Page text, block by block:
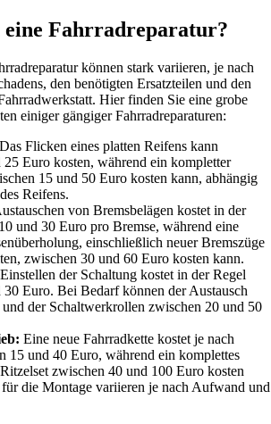
eine Fahrradreparatur?
können stark variieren, je nach
den benötigten Ersatzteilen und den
Hier finden Sie eine grobe
einiger gängiger Fahrradreparaturen:
Das Flicken eines platten Reifens kann
Euro kosten, während ein kompletter
15 und 50 Euro kosten kann, abhängig
Reifens.
von Bremsbelägen kostet in der
und 30 Euro pro Bremse, während eine
einschließlich neuer Bremszüge
zwischen 30 und 60 Euro kosten kann.
der Schaltung kostet in der Regel
Euro. Bei Bedarf können der Austausch
der Schaltwerkrollen zwischen 20 und 50
Eine neue Fahrradkette kostet je nach
15 und 40 Euro, während ein komplettes
zwischen 40 und 100 Euro kosten
die Montage variieren je nach Aufwand und